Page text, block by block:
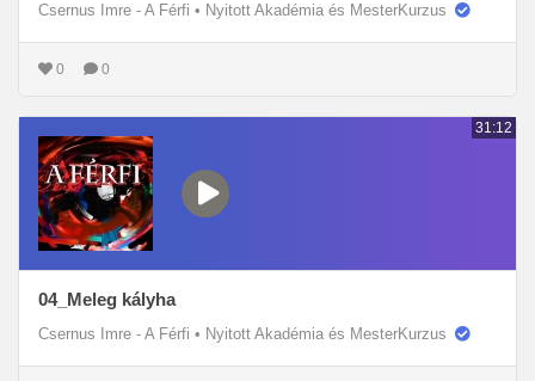
Csernus Imre - A Férfi • Nyitott Akadémia és MesterKurzus
0 0
31:12
04_Meleg kályha
Csernus Imre - A Férfi • Nyitott Akadémia és MesterKurzus